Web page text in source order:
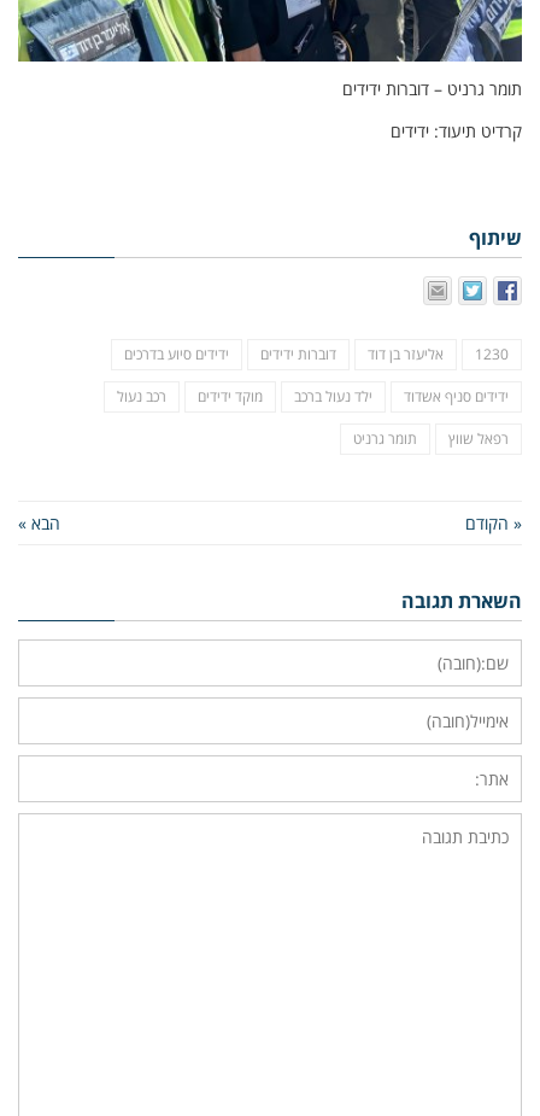
תומר גרניט – דוברות ידידים
קרדיט תיעוד: ידידים
שיתוף
1230 אליעזר בן דוד דוברות ידידים ידידים סיוע בדרכים
ידידים סניף אשדוד ילד נעול ברכב מוקד ידידים רכב נעול
רפאל שווץ תומר גרניט
« הקודם הבא »
השארת תגובה